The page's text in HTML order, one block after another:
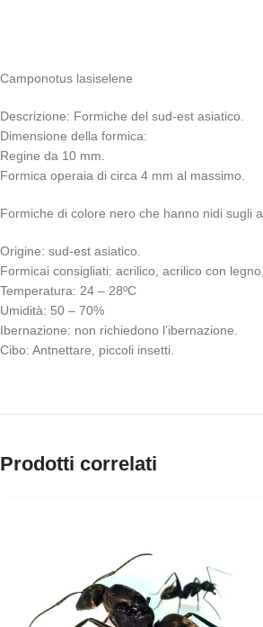
Camponotus lasiselene
Descrizione: Formiche del sud-est asiatico.
Dimensione della formica:
Regine da 10 mm.
Formica operaia di circa 4 mm al massimo.
Formiche di colore nero che hanno nidi sugli
Origine: sud-est asiatico.
Formicai consigliati: acrilico, acrilico con
Temperatura: 24 – 28ºC
Umidità: 50 – 70%
Ibernazione: non richiedono l’ibernazione.
Cibo: Antnettare, piccoli insetti.
Prodotti correlati